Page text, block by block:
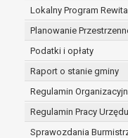
Lokalny Program
Planowanie
Podatki i opłaty
Raport o stanie gminy
Regulamin
Regulamin Pracy Urzędu
Sprawozdania
zadań
zawarcia i
ochrony
interesie